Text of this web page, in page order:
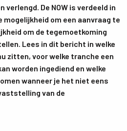
verlengd. De NOW is verdeeld in
om een aanvraag te
om de tegemoetkoming
Lees in dit bericht in welke
zitten, voor welke tranche een
worden ingediend en welke
wanneer je het niet eens
van de